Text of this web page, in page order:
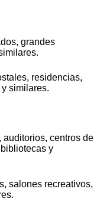
grandes
residencias,
similares.
auditorios, centros de
y
salones recreativos,